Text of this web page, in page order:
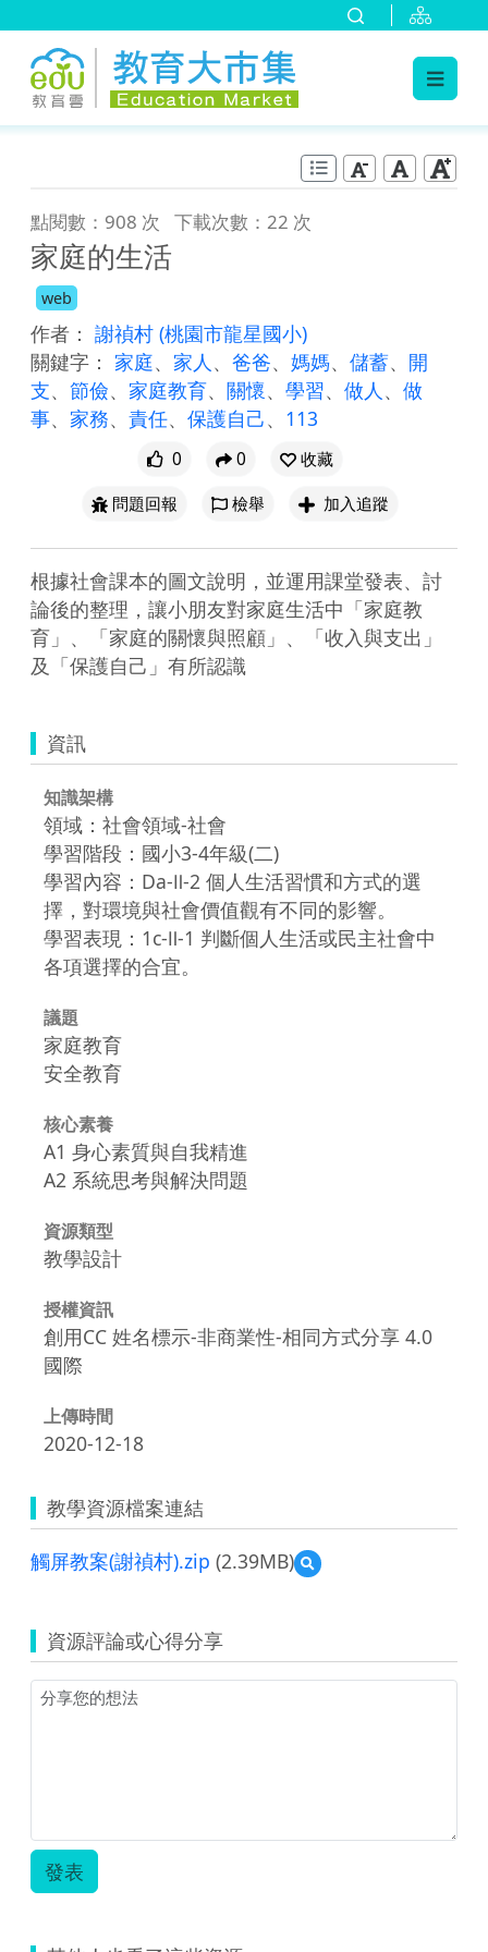
點閱數：908 次 下載次數：22 次
家庭的生活
web
作者： 謝禎村 (桃園市龍星國小)
關鍵字： 家庭、 家人 、 爸爸、 媽媽、 儲蓄、 開
支、 節儉、 家庭教育、 關懷、 學習、 做人 、 做
事、 家務、 責任、 保護自己、 113
0 0
收藏
問題回報
檢舉 加入追蹤
根據社會課本的圖文說明，並運用課堂發表、討
論後的整理，讓小朋友對家庭生活中「家庭教
育」、「家庭的關懷與照顧」、「收入與支出」
及「保護自己」有所認識
資訊
知識架構
領域：社會領域-社會
學習階段：國小3-4年級(二)
學習內容：Da-Ⅱ-2 個人生活習慣和方式的選
擇，對環境與社會價值觀有不同的影響。
學習表現：1c-Ⅱ-1 判斷個人生活或民主社會中
各項選擇的合宜。
議題
家庭教育
安全教育
核心素養
A1 身心素質與自我精進
A2 系統思考與解決問題
資源類型
教學設計
授權資訊
創用CC 姓名標示-非商業性-相同方式分享 4.0
國際
上傳時間
2020-12-18
教學資源檔案連結
觸屏教案(謝禎村).zip (2.39MB)
預
覽
案
(謝
資源評論或心得分享
發表